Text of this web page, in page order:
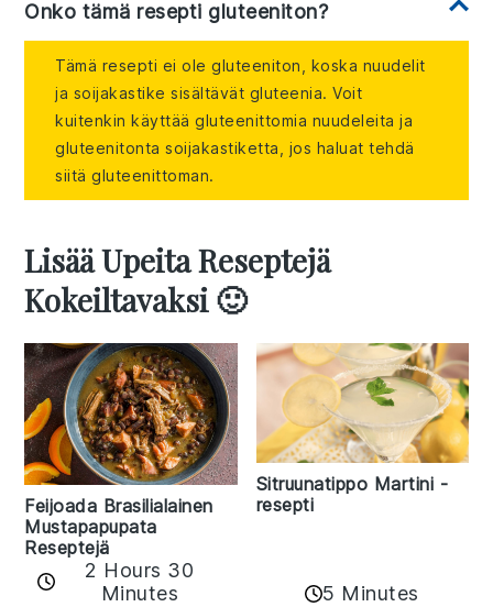
Onko tämä resepti gluteeniton?
Tämä resepti ei ole gluteeniton, koska nuudelit
ja soijakastike sisältävät gluteenia. Voit
kuitenkin käyttää gluteenittomia nuudeleita ja
gluteenitonta soijakastiketta, jos haluat tehdä
siitä gluteenittoman.
Lisää Upeita Reseptejä
Kokeiltavaksi 🙂
Feijoada Brasilialainen
Mustapapupata
Reseptejä
2 Hours 30
Minutes
Sitruunatippo Martini -
resepti
5 Minutes